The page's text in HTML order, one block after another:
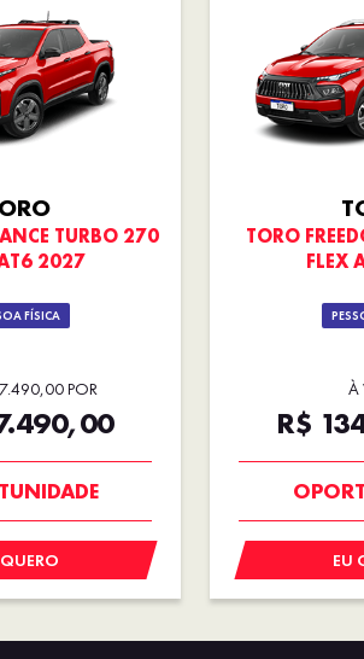
TURBO 270
2027
FÍSICA
POR
TORO
FLEX
À
R$
EU